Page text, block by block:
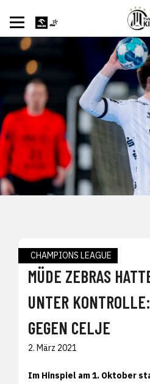
CHAMPIONS LEAGUE
MÜDE ZEBRAS
UNTER
GEGEN CELJE
2. März 2021
Im Hinspiel am 1. Oktober